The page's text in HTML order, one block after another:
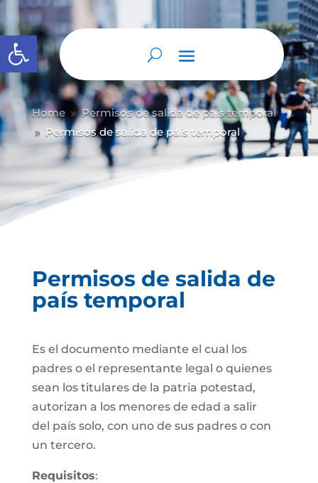
Abrir barra de herramientas
Home 9 Permisos de salida de país temporal
9 Permisos de salida de país temporal
Permisos de salida de
país temporal
Es el documento mediante el cual los
padres o el representante legal o quienes
sean los titulares de la patria potestad,
autorizan a los menores de edad a salir
del país solo, con uno de sus padres o con
un tercero.
Requisitos: